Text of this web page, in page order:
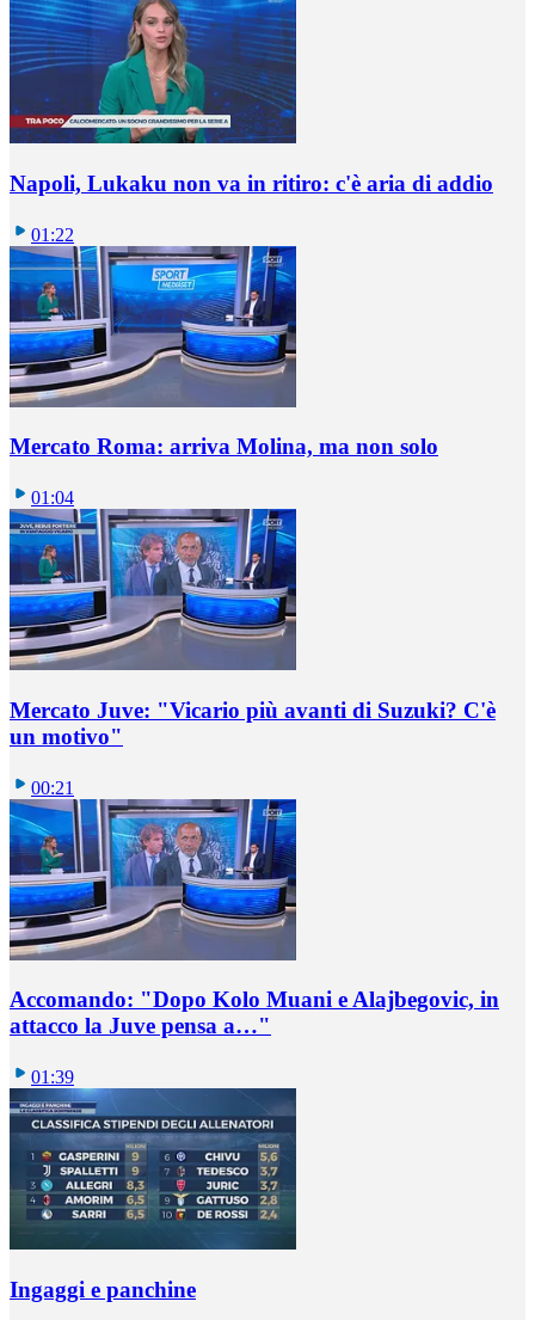
Napoli, Lukaku non va in ritiro: c'è aria di addio
01:22
Mercato Roma: arriva Molina, ma non solo
01:04
Mercato Juve: "Vicario più avanti di Suzuki? C'è
un motivo"
00:21
Accomando: "Dopo Kolo Muani e Alajbegovic, in
attacco la Juve pensa a…"
01:39
Ingaggi e panchine